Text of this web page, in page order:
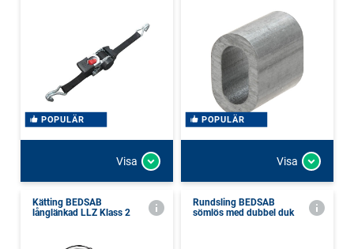
POPULÄR
Visa
POPULÄR
Visa
Kätting BEDSAB
långlänkad LLZ Klass 2
Rundsling BEDSAB
sömlös med dubbel duk